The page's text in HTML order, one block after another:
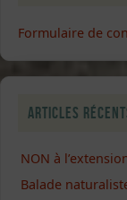
Formulaire de
Articles
NON à
Balade